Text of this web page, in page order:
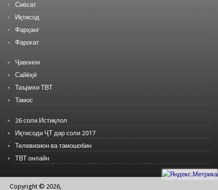
Сиёсат
Иқтисод
Фарҳанг
Фароғат
Ҷавонон
Сайёҳӣ
Таърихи ТВТ
Тамос
26 соли Истиқлол
Иқтисоди ҶТ дар соли 2017
Телевизион ва тамошобин
ТВТ онлайн
Copyright © 2026,